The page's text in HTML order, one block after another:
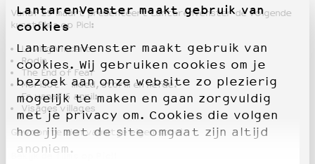
LantarenVenster maakt gebruik van
cookies
LantarenVenster maakt gebruik van
cookies. Wij gebruiken cookies om je
bezoek aan onze website zo plezierig
mogelijk te maken en gaan zorgvuldig
met je privacy om. Cookies die volgen
hoe jij met de site omgaat zijn altijd
anoniem.
Speciale educatieprogramma’s
OVER LANTARENVENSTER
Wat we doen
Werken bij
Wie is wie
Word vriend
Historie
Vanaf 29 maart presenteert LantarenVenster de volgende
kunstfilms op Picl:
Loving Vincent
Rodin
The End of Fear
Morisot – moed, storm en liefde.
En vanaf 6 april:
Visages villages
Gewoon te zien vanuit je eigen stoel.
Bekijk de films op Picl!